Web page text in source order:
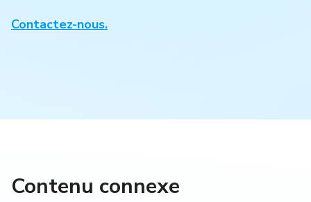
Contactez-nous.
Contenu connexe